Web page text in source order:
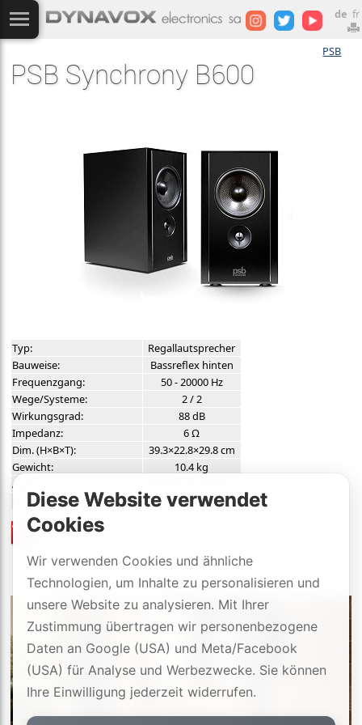
de fr
PSB
PSB Synchrony B600
Typ:
Regallautsprecher
Bauweise:
Bassreflex hinten
Frequenzgang:
50 - 20000 Hz
Wege/Systeme:
2 / 2
Wirkungsgrad:
88 dB
Impedanz:
6 Ω
Dim. (H×B×T):
39.3×22.8×29.8 cm
Gewicht:
10.4 kg
Ausführungen:
Links:
Details
Preisliste
Diese Website verwendet
Cookies
Wir verwenden Cookies und ähnliche
Technologien, um Inhalte zu personalisieren und
unsere Website zu analysieren. Mit Ihrer
Zustimmung übertragen wir personenbezogene
Daten an Google (USA) und Meta/Facebook
(USA) für Analyse und Werbezwecke. Sie können
Ihre Einwilligung jederzeit widerrufen.